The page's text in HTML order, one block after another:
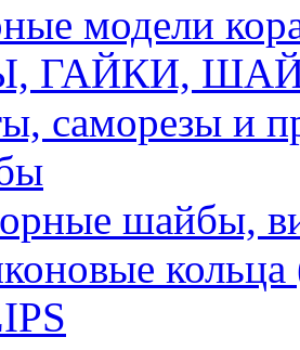
модели
ГАЙКИ,
саморезы и
шайбы,